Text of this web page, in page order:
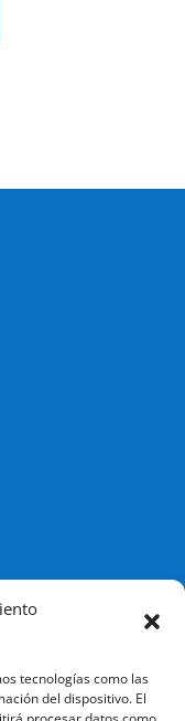
tecnologías como las
del dispositivo. El